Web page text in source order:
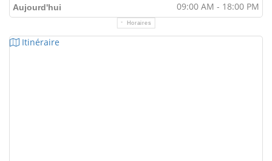
Aujourd'hui 09:00 AM - 18:00 PM
Horaires
Itinéraire